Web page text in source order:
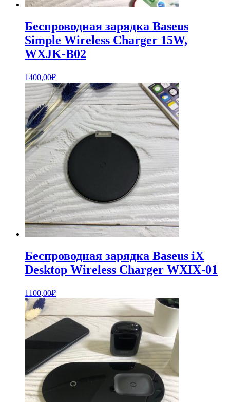
Беспроводная зарядка Baseus
Simple Wireless Charger 15W,
WXJK-B02
1400,00₽
Беспроводная зарядка Baseus iX
Desktop Wireless Charger WXIX-01
1100,00₽